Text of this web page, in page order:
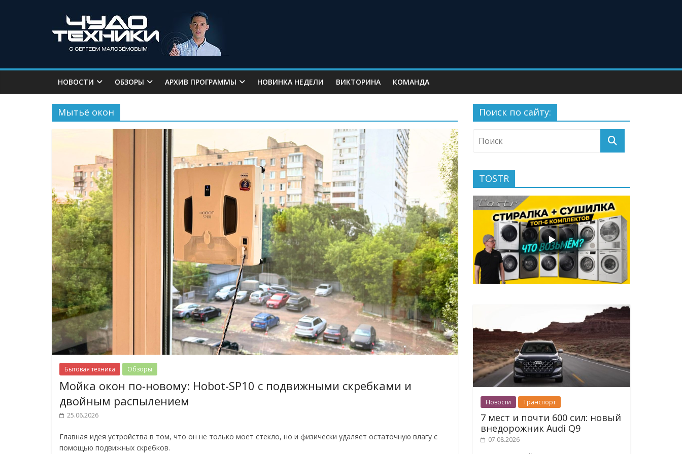
НОВОСТИ ОБЗОРЫ АРХИВ ПРОГРАММЫ НОВИНКА НЕДЕЛИ ВИКТОРИНА КОМАНДА
Мытьё окон
Бытовая техника Обзоры
Мойка окон по-новому: Hobot-SP10 с подвижными скребками и
двойным распылением
25.06.2026
Главная идея устройства в том, что он не только моет стекло, но и физически удаляет остаточную влагу с
помощью подвижных скребков.
Поиск по сайту:
TOSTR
Новости Транспорт
7 мест и почти 600 сил: новый
внедорожник Audi Q9
07.08.2026